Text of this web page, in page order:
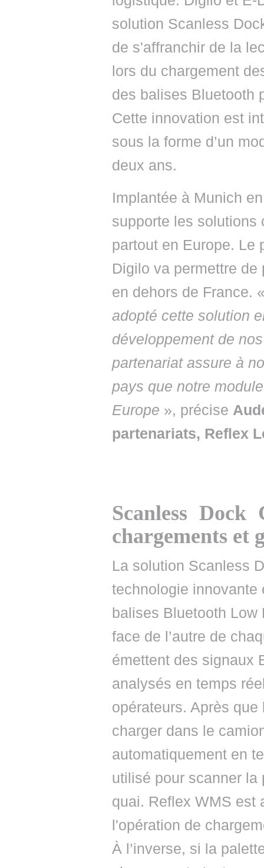
solution Scanless
de s'affranchir de la
lors du chargement
des balises Bluetooth
Cette innovation est
sous la forme d’un
deux ans.
Implantée à Munich
supporte les solutions
partout en Europe. Le
Digilo va permettre
en dehors de France.
adopté cette solution
développement de
partenariat assure à
pays que notre
Europe », précise
partenariats, Reflex
Scanless
chargements et
La solution Scanless
technologie innovante
balises Bluetooth Low
face de l’autre de
émettent des signaux
analysés en temps
opérateurs. Après que
charger dans le
automatiquement en
utilisé pour scanner la
quai. Reflex WMS est
l'opération de
À l’inverse, si la